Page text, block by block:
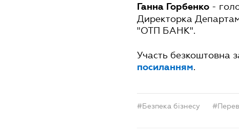
Ганна Горбенко -
Директорка
"ОТП БАНК".
Участь безкоштовна
посиланням.
#Безпека бізнесу